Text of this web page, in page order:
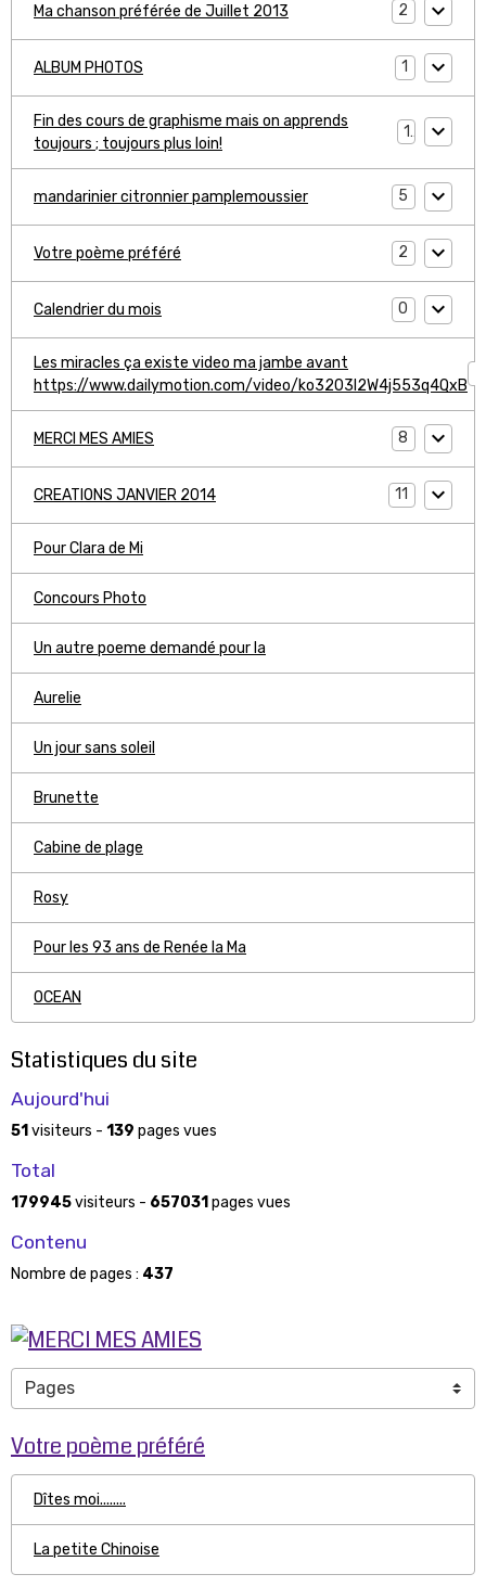
Ma chanson préférée de Juillet 2013 2
ALBUM PHOTOS 1
Fin des cours de graphisme mais on apprends
toujours ; toujours plus loin!
1
mandarinier citronnier pamplemoussier 5
Votre poème préféré 2
Calendrier du mois 0
Les miracles ça existe video ma jambe avant
https://www.dailymotion.com/video/ko3203l2W4j553q4QxB
MERCI MES AMIES 8
CREATIONS JANVIER 2014 11
Pour Clara de Mi
Concours Photo
Un autre poeme demandé pour la
Aurelie
Un jour sans soleil
Brunette
Cabine de plage
Rosy
Pour les 93 ans de Renée la Ma
OCEAN
Statistiques du site
Aujourd'hui
51 visiteurs - 139 pages vues
Total
179945visiteurs - 657031 pages vues
Contenu
Nombre de pages : 437
Votre poème préféré
Dîtes moi........
La petite Chinoise